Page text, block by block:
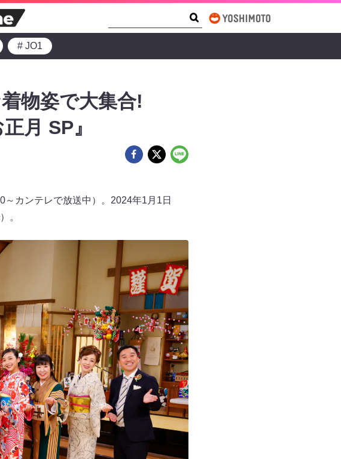
# JO1
物姿で大集合!
月 SP』
カンテレで放送中）。2024年1月1日
。